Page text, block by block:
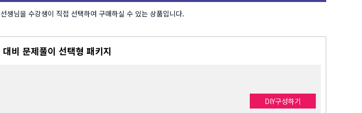
생님을 수강생이 직접 선택하여 구매하실 수 있는 상품입니다.
비 문제풀이 선택형 패키지
DIY구성하기